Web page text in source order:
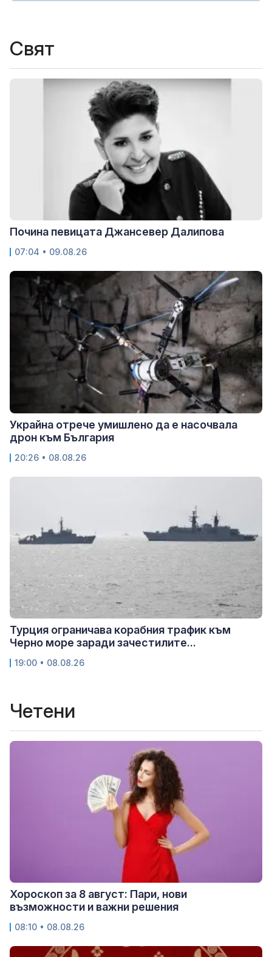
Свят
Почина певицата Джансевер Далипова
07:04 • 09.08.26
Украйна отрече умишлено да е насочвала
дрон към България
20:26 • 08.08.26
Турция ограничава корабния трафик към
Черно море заради зачестилите...
19:00 • 08.08.26
Четени
Хороскоп за 8 август: Пари, нови
възможности и важни решения
08:10 • 08.08.26